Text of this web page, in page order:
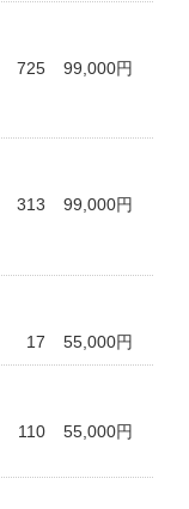
725 99,000円
313 99,000円
17 55,000円
110 55,000円